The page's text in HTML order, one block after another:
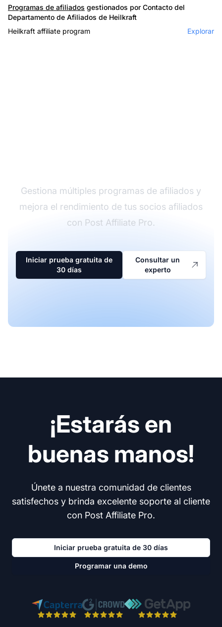
Programas de afiliados gestionados por Contacto del
Departamento de Afiliados de Heilkraft
Heilkraft affiliate program
Explorar
Gestiona múltiples programas de afiliados y
mejora el rendimiento de tus socios afiliados
con Post Affiliate Pro.
Iniciar prueba gratuita de
30 días
Consultar un
experto
¡Estarás en
buenas manos!
Únete a nuestra comunidad de clientes
satisfechos y brinda excelente soporte al cliente
con Post Affiliate Pro.
Iniciar prueba gratuita de 30 días
Programar una demo